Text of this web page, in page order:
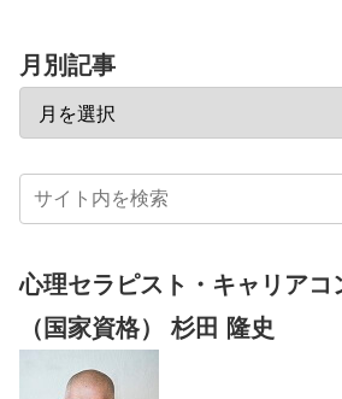
月別記事
心理セラピスト・キャリアコ
（国家資格） 杉田 隆史